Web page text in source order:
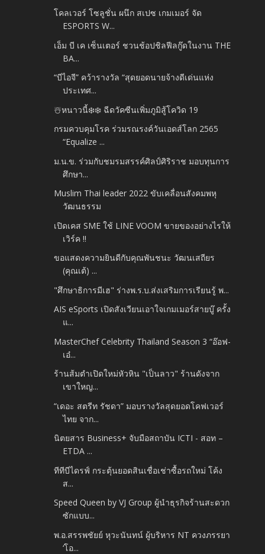
โคลเวอร์ โซลูชั่น ผนึก สเปซ เกมเมอร์ จัด
ESPORTS W...
เอ็ม บี เค เซ็นเตอร์ ชวนช้อปชิลฟีลกู๊ดในงาน THE
BA...
“บีไอจี” คว้ารางวัล “สุดยอดนายจ้างดีเด่นแห่ง
ประเทศ...
☃️หนาวนี้❄️❄️ ฉีดวัคซีนเพิ่มภูมิสู้โควิด 19
กรมควบคุมโรค ร่วมรณรงค์วันเอดส์โลก 2565
“Equalize ...
ม.น.ข. ร่วมกับชมรมสรรค์ศิลป์ศิริราช มอบทุนการ
ศึกษา...
Muslim Thai leader 2022 ขับเคลื่อนสังคมพหุ
วัฒนธรรม
เปิดเคส SME ใช้ LINE VOOM ขายของอย่างไรให้
เวิร์ค !!
ขอแสดงความยินดีกับคุณพันชนะ​ วัฒนเสถียร​
(คุณเต้) ...
"ศึกษาธิการมีเฮ" ร่างพ.ร.บ.ส่งเสริม​การเรียนรู้​ พ...
AIS eSports เปิดสังเวียนเอาใจเกมเมอร์สายบู๊ ครั้ง
แ...
MasterChef Celebrity Thailand Season 3 “อ๊อฟ-
เอ๋...
ร้านส้มตำเปิดใหม่หัวหิน "เป็นลาว" ร้านดังจาก
เขาใหญ...
“เดอะ สตรีท รัชดา” มอบรางวัลสุดยอดโคฟเวอร์
ไทย จาก...
นิตยสาร Business+ จับมือสถาบัน ICTI - สอท –
ETDA ...
ทีทีบีไดรฟ์ กระตุ้นยอดสินเชื่อเช่าซื้อรถใหม่ โค้ง
ส...
Speed Queen by VJ Group ผู้นำธุรกิจร้านสะดวก
ซักแบบ...
พ.อ.สรรพชัยย์ หุวะนันทน์ ผู้บริหาร NT ควงภรรยา
‘โอ...